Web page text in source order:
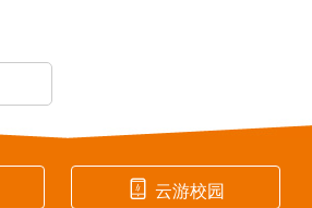
 云游校园